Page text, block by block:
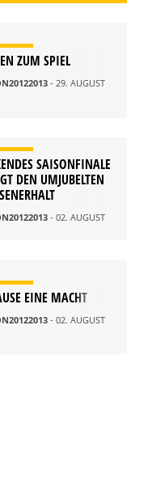
ZUM SPIEL
- 29. AUGUST
SAISONFINALE
DEN UMJUBELTEN
- 02. AUGUST
EINE MACHT
- 02. AUGUST